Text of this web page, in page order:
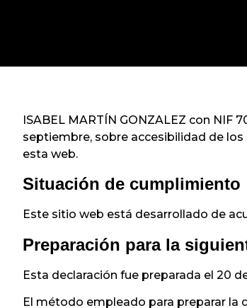
ISABEL MARTÍN GONZALEZ con NIF
septiembre, sobre accesibilidad de
esta web.
Situación de cumplimiento
Este sitio web está desarrollado de
Preparación para la
Esta declaración fue preparada el 20
El método empleado para preparar la